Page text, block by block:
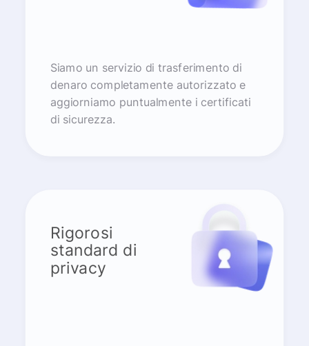
Siamo un servizio di trasferimento di
denaro completamente autorizzato e
aggiorniamo puntualmente i certificati
di sicurezza.
Rigorosi
standard di
privacy